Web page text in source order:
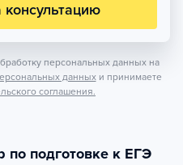
консультацию
персональных данных на
данных и принимаете
соглашения.
по подготовке к ЕГЭ